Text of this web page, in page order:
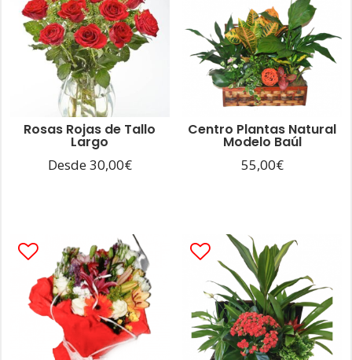
Rosas Rojas de Tallo
Largo
Desde30,00€
Centro Plantas Natural
Modelo Baúl
55,00€